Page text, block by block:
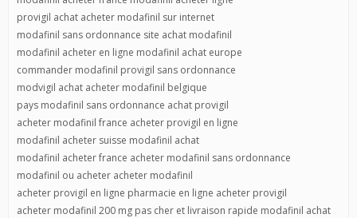
provigil achat acheter modafinil sur internet
modafinil sans ordonnance site achat modafinil
modafinil acheter en ligne modafinil achat europe
commander modafinil provigil sans ordonnance
modvigil achat acheter modafinil belgique
pays modafinil sans ordonnance achat provigil
acheter modafinil france acheter provigil en ligne
modafinil acheter suisse modafinil achat
modafinil acheter france acheter modafinil sans ordonnance
modafinil ou acheter acheter modafinil
acheter provigil en ligne pharmacie en ligne acheter provigil
acheter modafinil 200 mg pas cher et livraison rapide modafinil achat